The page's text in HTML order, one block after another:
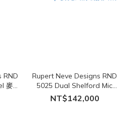
RND
麥克
Rupert Neve Designs RND
5025 Dual Shelford Mic
PreAmp 麥克風前級擴大機
NT$142,000